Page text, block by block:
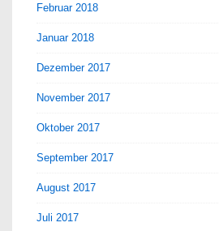
Februar 2018
Januar 2018
Dezember 2017
November 2017
Oktober 2017
September 2017
August 2017
Juli 2017